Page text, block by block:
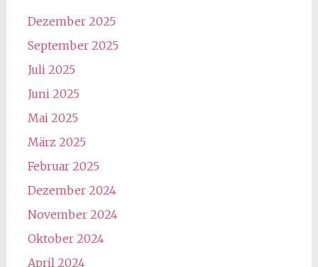
Dezember 2025
September 2025
Juli 2025
Juni 2025
Mai 2025
März 2025
Februar 2025
Dezember 2024
November 2024
Oktober 2024
April 2024